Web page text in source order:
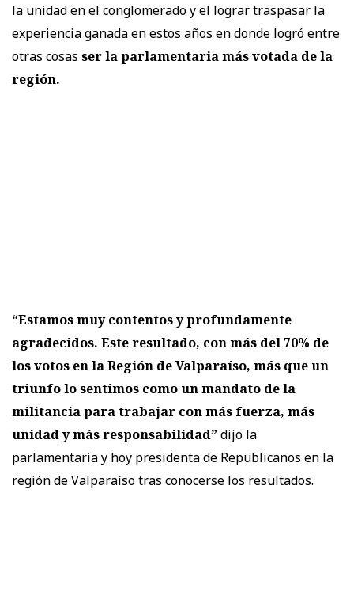
la unidad en el conglomerado y el lograr traspasar la
experiencia ganada en estos años en donde logró entre
otras cosas ser la parlamentaria más votada de la
región.
“Estamos muy contentos y profundamente
agradecidos. Este resultado, con más del 70% de
los votos en la Región de Valparaíso, más que un
triunfo lo sentimos como un mandato de la
militancia para trabajar con más fuerza, más
unidad y más responsabilidad” dijo la
parlamentaria y hoy presidenta de Republicanos en la
región de Valparaíso tras conocerse los resultados.